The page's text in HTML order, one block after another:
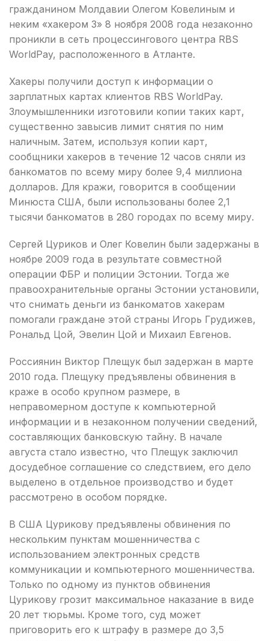
гражданином Молдавии Олегом Ковелиным и
неким «хакером 3» 8 ноября 2008 года незаконно
проникли в сеть процессингового центра RBS
WorldPay, расположенного в Атланте.
Хакеры получили доступ к информации о
зарплатных картах клиентов RBS WorldPay.
Злоумышленники изготовили копии таких карт,
существенно завысив лимит снятия по ним
наличным. Затем, используя копии карт,
сообщники хакеров в течение 12 часов сняли из
банкоматов по всему миру более 9,4 миллиона
долларов. Для кражи, говорится в сообщении
Минюста США, были использованы более 2,1
тысячи банкоматов в 280 городах по всему миру.
Сергей Цуриков и Олег Ковелин были задержаны в
ноябре 2009 года в результате совместной
операции ФБР и полиции Эстонии. Тогда же
правоохранительные органы Эстонии установили,
что снимать деньги из банкоматов хакерам
помогали граждане этой страны Игорь Грудижев,
Рональд Цой, Эвелин Цой и Михаил Евгенов.
Россиянин Виктор Плещук был задержан в марте
2010 года. Плещуку предъявлены обвинения в
краже в особо крупном размере, в
неправомерном доступе к компьютерной
информации и в незаконном получении сведений,
составляющих банковскую тайну. В начале
августа стало известно, что Плещук заключил
досудебное соглашение со следствием, его дело
выделено в отдельное производство и будет
рассмотрено в особом порядке.
В США Цурикову предъявлены обвинения по
нескольким пунктам мошенничества с
использованием электронных средств
коммуникации и компьютерного мошенничества.
Только по одному из пунктов обвинения
Цурикову грозит максимальное наказание в виде
20 лет тюрьмы. Кроме того, суд может
приговорить его к штрафу в размере до 3,5